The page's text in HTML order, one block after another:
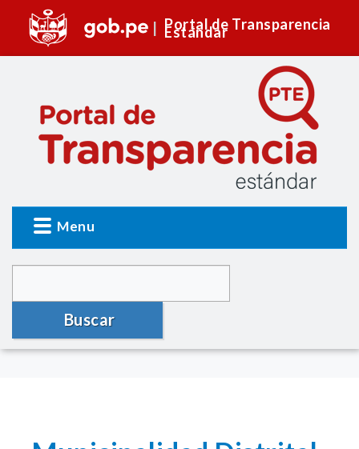
Portal de Transparencia
Estándar
Menu
Buscar